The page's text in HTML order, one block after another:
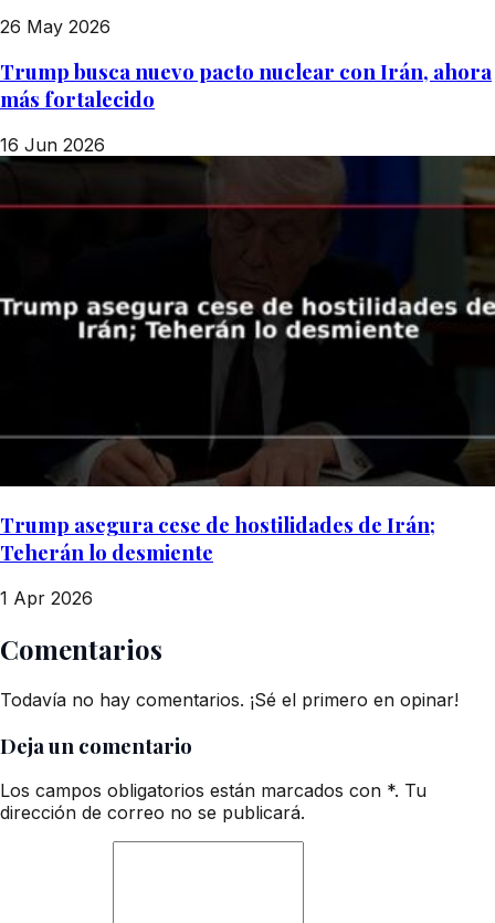
26 May 2026
Trump busca nuevo pacto nuclear con Irán, ahora
más fortalecido
16 Jun 2026
Trump asegura cese de hostilidades de Irán;
Teherán lo desmiente
1 Apr 2026
Comentarios
Todavía no hay comentarios. ¡Sé el primero en opinar!
Deja un comentario
Los campos obligatorios están marcados con *. Tu
dirección de correo no se publicará.